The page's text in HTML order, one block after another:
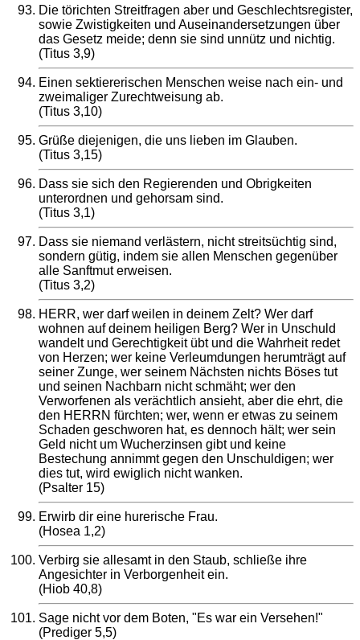
Die törichten Streitfragen aber und Geschlechtsregister,
sowie Zwistigkeiten und Auseinandersetzungen über
das Gesetz meide; denn sie sind unnütz und nichtig.
(Titus 3,9)
Einen sektiererischen Menschen weise nach ein- und
zweimaliger Zurechtweisung ab.
(Titus 3,10)
Grüße diejenigen, die uns lieben im Glauben.
(Titus 3,15)
Dass sie sich den Regierenden und Obrigkeiten
unterordnen und gehorsam sind.
(Titus 3,1)
Dass sie niemand verlästern, nicht streitsüchtig sind,
sondern gütig, indem sie allen Menschen gegenüber
alle Sanftmut erweisen.
(Titus 3,2)
HERR, wer darf weilen in deinem Zelt? Wer darf
wohnen auf deinem heiligen Berg? Wer in Unschuld
wandelt und Gerechtigkeit übt und die Wahrheit redet
von Herzen; wer keine Verleumdungen herumträgt auf
seiner Zunge, wer seinem Nächsten nichts Böses tut
und seinen Nachbarn nicht schmäht; wer den
Verworfenen als verächtlich ansieht, aber die ehrt, die
den HERRN fürchten; wer, wenn er etwas zu seinem
Schaden geschworen hat, es dennoch hält; wer sein
Geld nicht um Wucherzinsen gibt und keine
Bestechung annimmt gegen den Unschuldigen; wer
dies tut, wird ewiglich nicht wanken.
(Psalter 15)
Erwirb dir eine hurerische Frau.
(Hosea 1,2)
Verbirg sie allesamt in den Staub, schließe ihre
Angesichter in Verborgenheit ein.
(Hiob 40,8)
Sage nicht vor dem Boten, "Es war ein Versehen!"
(Prediger 5,5)